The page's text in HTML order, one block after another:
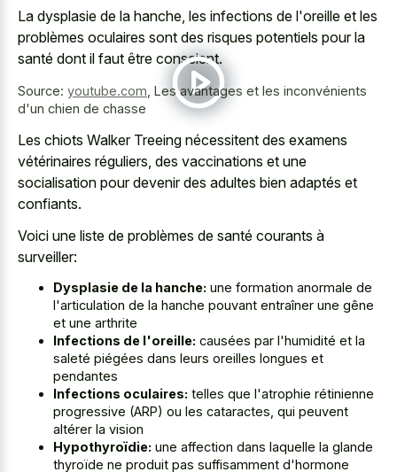
La dysplasie de la hanche, les infections de l'oreille et les
problèmes oculaires sont des risques potentiels pour la
santé dont il faut être conscient.
Source: youtube.com Les avantages et les inconvénients
d'un chien de chasse
Les chiots Walker Treeing nécessitent des examens
vétérinaires réguliers, des vaccinations et une
socialisation pour devenir des adultes bien adaptés et
confiants.
Voici une liste de problèmes de santé courants à
surveiller:
Dysplasie de la hanche: une formation anormale de
l'articulation de la hanche pouvant entraîner une gêne
et une arthrite
Infections de l'oreille: causées par l'humidité et la
saleté piégées dans leurs oreilles longues et
pendantes
Infections oculaires: telles que l'atrophie rétinienne
progressive (ARP) ou les cataractes, qui peuvent
altérer la vision
Hypothyroïdie: une affection dans laquelle la glande
thyroïde ne produit pas suffisamment d'hormone